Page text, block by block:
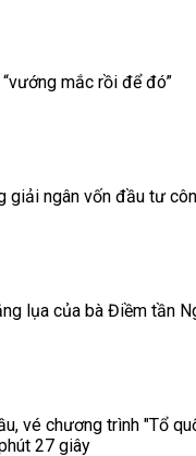
mắc rồi để đó”
giải ngân vốn đầu tư
lụa của bà Điềm tần
vé chương trình "Tổ
27 giây